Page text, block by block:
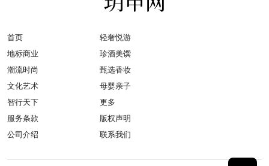
首页
轻奢悦游
地标商业
珍酒美馔
潮流时尚
甄选香妆
文化艺术
母婴亲子
智行天下
更多
服务条款
版权声明
公司介绍
联系我们